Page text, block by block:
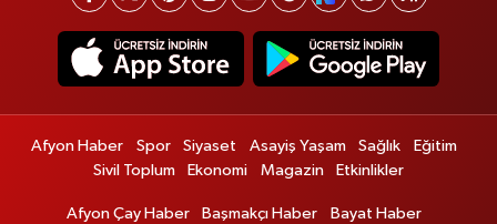
Afyon Haber Spor Siyaset Asayiş Yaşam Sağlık
Eğitim
Sivil Toplum
Ekonomi Magazin Etkinlikler
Afyon Çay Haber Başmakçı Haber Bayat Haber